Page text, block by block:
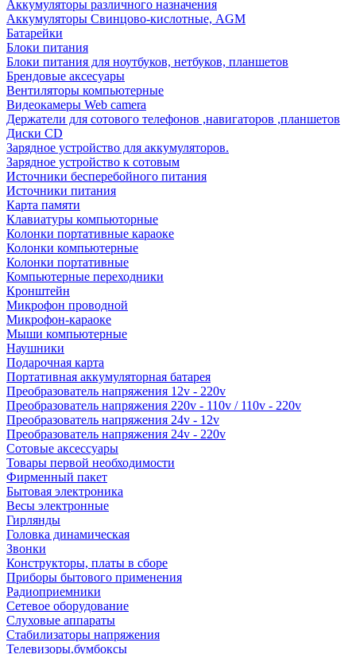
Аккумуляторы различного назначения
Аккумуляторы Свинцово-кислотные, AGM
Батарейки
Блоки питания
Блоки питания для ноутбуков, нетбуков, планшетов
Брендовые аксесуары
Вентиляторы компьютерные
Видеокамеры Web camera
Держатели для сотового телефонов ,навигаторов ,планшетов
Диски CD
Зарядное устройство для аккумуляторов.
Зарядное устройство к сотовым
Источники бесперебойного питания
Источники питания
Карта памяти
Клавиатуры компьюторные
Колонки портативные караоке
Колонки компьютерные
Колонки портативные
Компьютерные переходники
Кронштейн
Микрофон проводной
Микрофон-караоке
Мыши компьютерные
Наушники
Подарочная карта
Портативная аккумуляторная батарея
Преобразователь напряжения 12v - 220v
Преобразователь напряжения 220v - 110v / 110v - 220v
Преобразователь напряжения 24v - 12v
Преобразователь напряжения 24v - 220v
Сотовые аксессуары
Товары первой необходимости
Фирменный пакет
Бытовая электроника
Весы электронные
Гирлянды
Головка динамическая
Звонки
Конструкторы, платы в сборе
Приборы бытового применения
Радиоприемники
Сетевое оборудование
Слуховые аппараты
Стабилизаторы напряжения
Телевизоры.бумбоксы